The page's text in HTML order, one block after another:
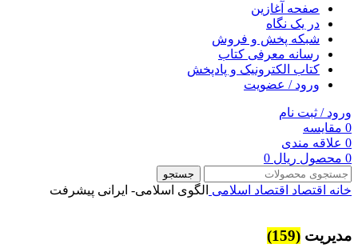
صفحه آغازین
در یک نگاه
شبکه پخش و فروش
رسانه معرفی کتاب
کتاب الکترونیک و پادپخش
ورود / عضویت
ورود / ثبت نام
0 مقایسه
0 علاقه مندی
0 محصول ریال
جستجو
خانه اقتصاد اقتصاد اسلامی الگوی اسلامی- ایرانی پیشرفت
مديريت (159)